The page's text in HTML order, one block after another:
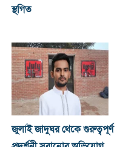
স্থগিত
জুলাই জাদুঘর থেকে গুরুত্বপূর্ণ